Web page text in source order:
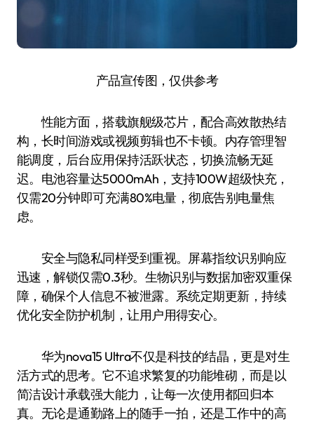
产品宣传图，仅供参考
性能方面，搭载旗舰级芯片，配合高效散热结
构，长时间游戏或视频剪辑也不卡顿。内存管理智
能调度，后台应用保持活跃状态，切换流畅无延
迟。电池容量达5000mAh，支持100W超级快充，
仅需20分钟即可充满80%电量，彻底告别电量焦
虑。
安全与隐私同样受到重视。屏幕指纹识别响应
迅速，解锁仅需0.3秒。生物识别与数据加密双重保
障，确保个人信息不被泄露。系统定期更新，持续
优化安全防护机制，让用户用得安心。
华为nova15 Ultra不仅是科技的结晶，更是对生
活方式的思考。它不追求繁复的功能堆砌，而是以
简洁设计承载强大能力，让每一次使用都回归本
真。无论是通勤路上的随手一拍，还是工作中的高